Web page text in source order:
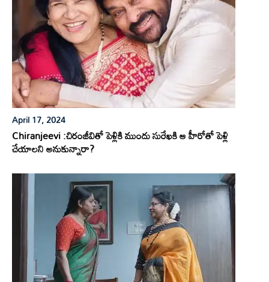
April 17, 2024
Chiranjeevi :చిరంజీవితో పెళ్లికి ముందు సురేఖకి ఆ హీరోతో పెళ్లి
చేయాలని అనుకున్నారా?